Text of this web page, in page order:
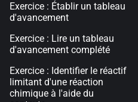
Exercice : Établir un tableau
d'avancement
Exercice : Lire un tableau
d'avancement complété
Exercice : Identifier le réactif
limitant d'une réaction
chimique à l'aide du